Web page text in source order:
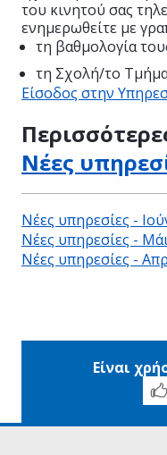
του κινητού σας
ενημερωθείτε με
τη βαθμολογία
τη Σχολή/το
Είσοδος στην
Νέες
Νέες υπηρεσίες -
Νέες υπηρεσίες -
Νέες υπηρεσίες -
Είναι